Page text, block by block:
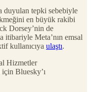
duyulan tepki sebebiyle
en büyük rakibi
Dorsey’nin de
itibariyle Meta’nın emsal
kullanıcıya ulaştı.
Hizmetler
için Bluesky’ı